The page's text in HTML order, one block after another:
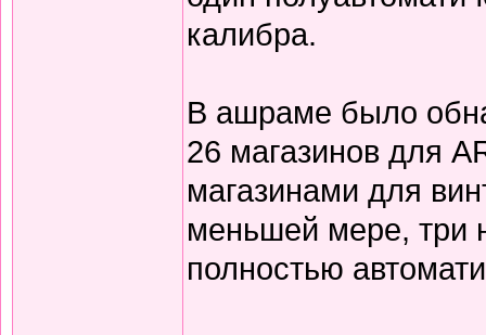
калибра.
В ашраме было
26 магазинов для
магазинами для
меньшей мере, три
полностью